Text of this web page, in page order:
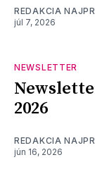
REDAKCIA
júl 7, 2026
NEWSLETTER
2026
REDAKCIA
jún 16, 2026